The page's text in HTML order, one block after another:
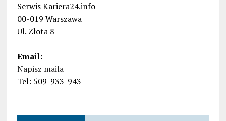
Serwis Kariera24.info
00-019 Warszawa
Ul. Złota 8
Email:
Napisz maila
Tel: 509-933-943